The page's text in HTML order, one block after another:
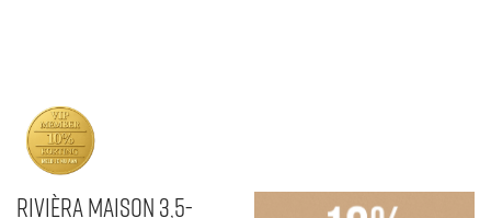
Rivièra Maison 3,5-